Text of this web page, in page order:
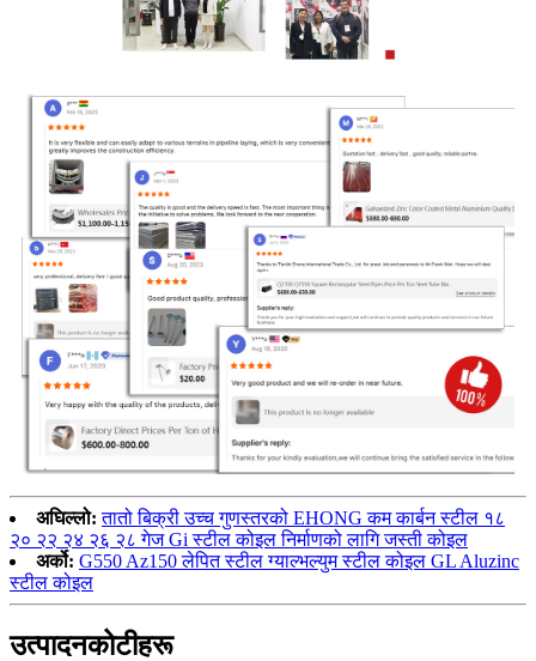
अघिल्लो: तातो बिक्री उच्च गुणस्तरको EHONG कम कार्बन स्टील १८
२० २२ २४ २६ २८ गेज Gi स्टील कोइल निर्माणको लागि जस्ती कोइल
अर्को: G550 Az150 लेपित स्टील ग्याल्भल्युम स्टील कोइल GL Aluzinc
स्टील कोइल
उत्पादनकोटीहरू